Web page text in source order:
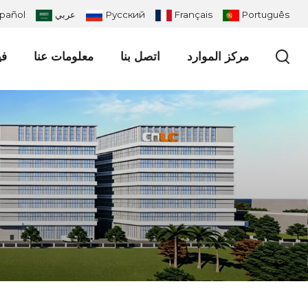
عربي Русский Français Português
معلومات عنا اتصل بنا مركز الموارد